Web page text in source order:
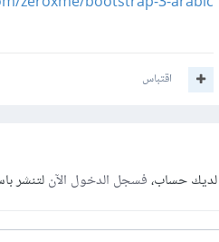
اقتباس
لديك حساب،فسجل الدخول الآنلتنشر